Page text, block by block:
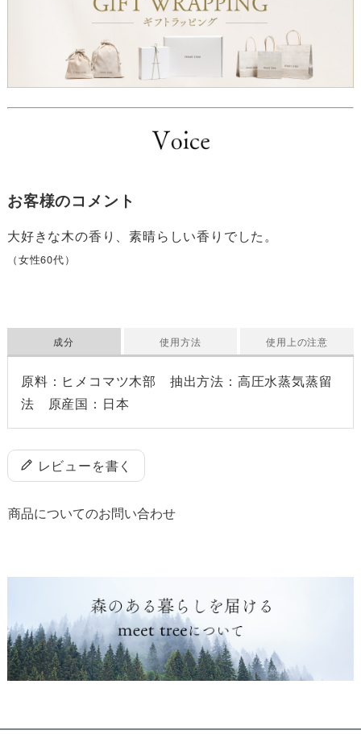
お客様のコメント
大好きな木の香り、素晴らしい香りでした。
（女性60代）
成分 使用方法 使用上の注意
原料：ヒメコマツ木部 抽出方法：高圧水蒸気蒸留
法 原産国：日本
レビューを書く
商品についてのお問い合わせ